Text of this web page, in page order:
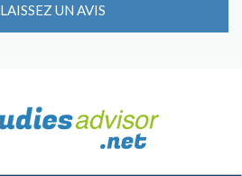
LAISSEZ UN AVIS